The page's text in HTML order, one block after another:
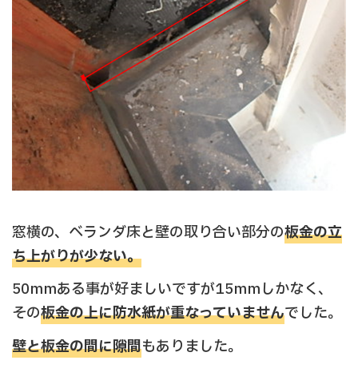
窓横の、ベランダ床と壁の取り合い部分の板金の立
ち上がりが少ない。
50mmある事が好ましいですが15mmしかなく、
その板金の上に防水紙が重なっていませんでした。
壁と板金の間に隙間もありました。